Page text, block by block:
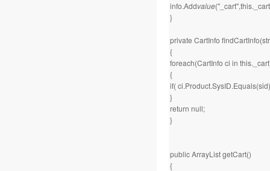
info.Addvalue
}
private CartInfo
{
foreach(CartInfo ci in
{
if(
}
return null;
}
public ArrayList getCart()
{